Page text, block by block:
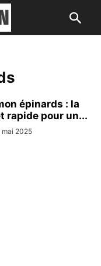
épinards : la
rapide pour un...
mai 2025